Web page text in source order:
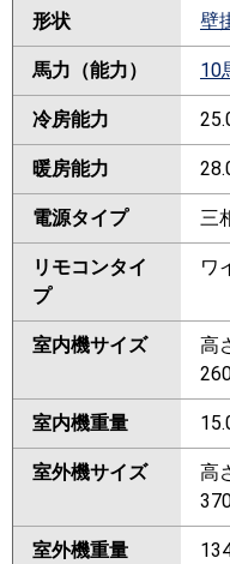
形状 壁
馬力（能力） 10
冷房能力
暖房能力
電源タイプ 三
リモコンタイ
プ
ワ
室内機サイズ
高
室内機重量
室外機サイズ
高
室外機重量